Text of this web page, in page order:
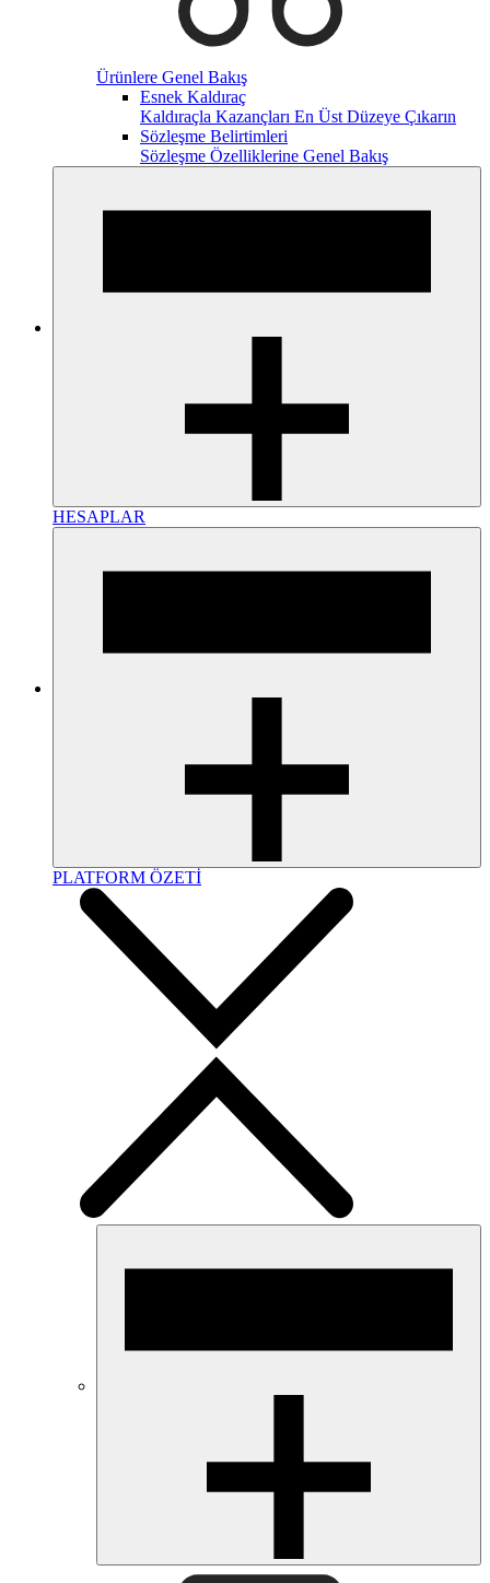
Ürünlere Genel Bakış
Esnek Kaldıraç
Kaldıraçla Kazançları En Üst Düzeye Çıkarın
Sözleşme Belirtimleri
Sözleşme Özelliklerine Genel Bakış
HESAPLAR
PLATFORM ÖZETİ